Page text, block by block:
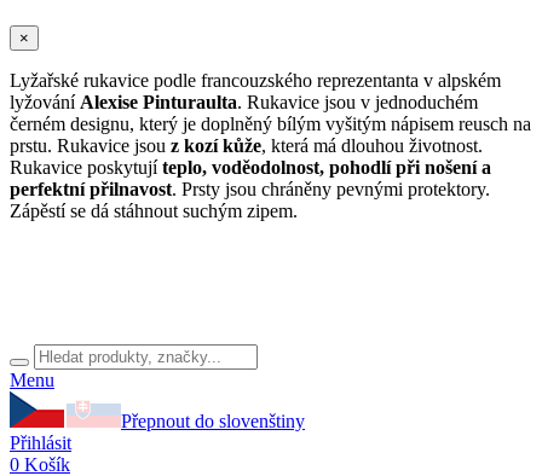
×
Lyžařské rukavice podle francouzského reprezentanta v alpském
lyžování Alexise Pinturaulta. Rukavice jsou v jednoduchém
černém designu, který je doplněný bílým vyšitým nápisem reusch na
prstu. Rukavice jsou z kozí kůže, která má dlouhou životnost.
Rukavice poskytujíteplo, voděodolnost, pohodlí při nošení a
perfektní přilnavost. Prsty jsou chráněny pevnými protektory.
Zápěstí se dá stáhnout suchým zipem.
Menu
Přepnout do slovenštiny
Přihlásit
0 Košík